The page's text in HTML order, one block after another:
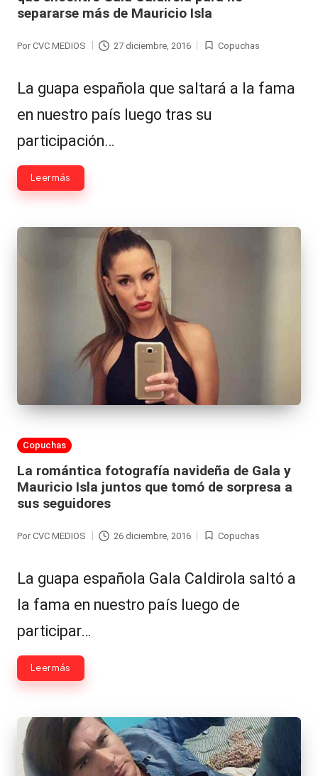
á
n
ul
a
C
hi
le
a
s,
T
V
y
R
e
e
s
|
L
a
C
V
C
Hermano
-
Exclusivas
-
Tv
y
separarse más de Mauricio Isla
Por CVC MEDIOS 27 diciembre, 2016
Publicada
Copuchas
La guapa española que saltará a la fama
en nuestro país luego tras su
participación…
Leer más
Publicada
Copuchas
La romántica fotografía navideña de Gala y
Mauricio Isla juntos que tomó de sorpresa a
sus seguidores
Por CVC MEDIOS 26 diciembre, 2016
Publicada
Copuchas
La guapa española Gala Caldirola saltó a
la fama en nuestro país luego de
participar…
Leer más